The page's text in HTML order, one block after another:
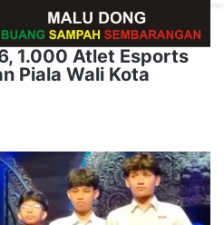
1.000 Atlet Esports
Piala Wali Kota